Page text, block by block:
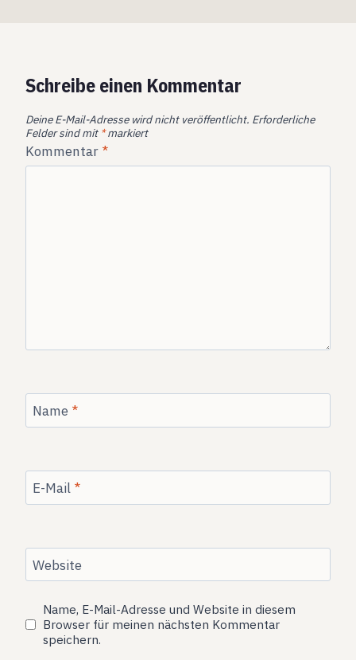
Schreibe einen Kommentar
Deine E-Mail-Adresse wird nicht veröffentlicht. Erforderliche
Felder sind mit *markiert
Kommentar *
Name *
E-Mail *
Website
Name, E-Mail-Adresse und Website in diesem
Browser für meinen nächsten Kommentar
speichern.